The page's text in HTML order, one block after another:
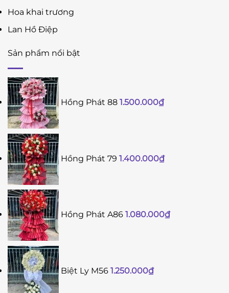
Hoa khai trương
Lan Hồ Điệp
Sản phẩm nổi bật
Hồng Phát 88 1.500.000₫
Hồng Phát 79 1.400.000₫
Hồng Phát A86 1.080.000₫
Biệt Ly M56 1.250.000₫